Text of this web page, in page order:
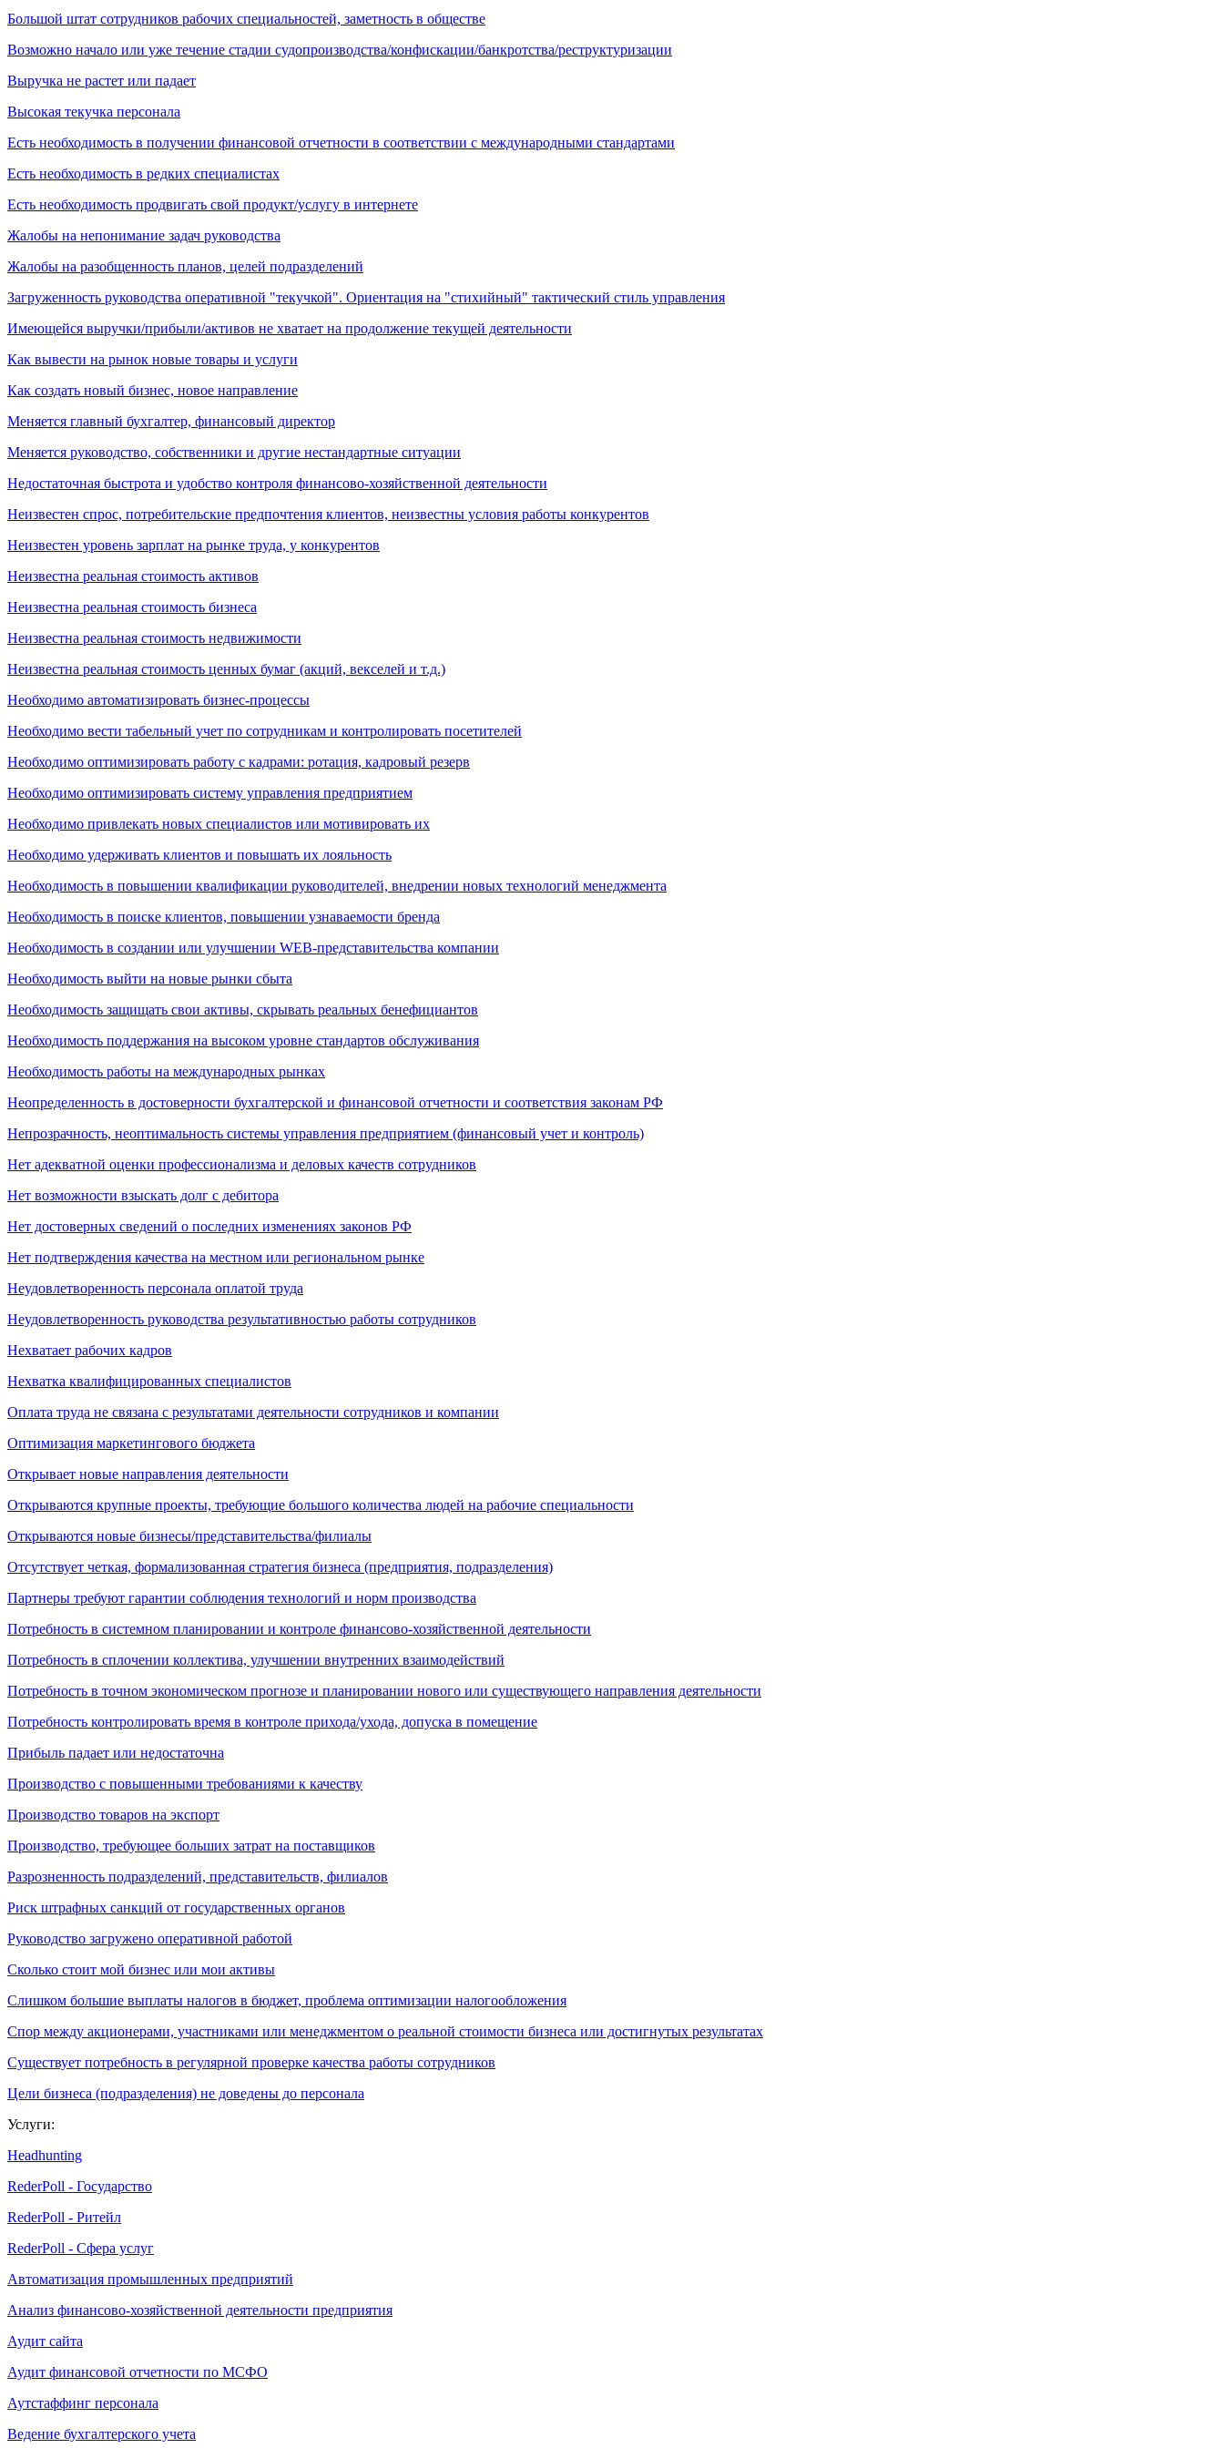
Большой штат сотрудников рабочих специальностей, заметность в обществе
Возможно начало или уже течение стадии судопроизводства/конфискации/банкротства/реструктуризации
Выручка не растет или падает
Высокая текучка персонала
Есть необходимость в получении финансовой отчетности в соответствии с международными стандартами
Есть необходимость в редких специалистах
Есть необходимость продвигать свой продукт/услугу в интернете
Жалобы на непонимание задач руководства
Жалобы на разобщенность планов, целей подразделений
Загруженность руководства оперативной "текучкой". Ориентация на "стихийный" тактический стиль управления
Имеющейся выручки/прибыли/активов не хватает на продолжение текущей деятельности
Как вывести на рынок новые товары и услуги
Как создать новый бизнес, новое направление
Меняется главный бухгалтер, финансовый директор
Меняется руководство, собственники и другие нестандартные ситуации
Недостаточная быстрота и удобство контроля финансово-хозяйственной деятельности
Неизвестен спрос, потребительские предпочтения клиентов, неизвестны условия работы конкурентов
Неизвестен уровень зарплат на рынке труда, у конкурентов
Неизвестна реальная стоимость активов
Неизвестна реальная стоимость бизнеса
Неизвестна реальная стоимость недвижимости
Неизвестна реальная стоимость ценных бумаг (акций, векселей и т.д.)
Необходимо автоматизировать бизнес-процессы
Необходимо вести табельный учет по сотрудникам и контролировать посетителей
Необходимо оптимизировать работу с кадрами: ротация, кадровый резерв
Необходимо оптимизировать систему управления предприятием
Необходимо привлекать новых специалистов или мотивировать их
Необходимо удерживать клиентов и повышать их лояльность
Необходимость в повышении квалификации руководителей, внедрении новых технологий менеджмента
Необходимость в поиске клиентов, повышении узнаваемости бренда
Необходимость в создании или улучшении WEB-представительства компании
Необходимость выйти на новые рынки сбыта
Необходимость защищать свои активы, скрывать реальных бенефициантов
Необходимость поддержания на высоком уровне стандартов обслуживания
Необходимость работы на международных рынках
Неопределенность в достоверности бухгалтерской и финансовой отчетности и соответствия законам РФ
Непрозрачность, неоптимальность системы управления предприятием (финансовый учет и контроль)
Нет адекватной оценки профессионализма и деловых качеств сотрудников
Нет возможности взыскать долг с дебитора
Нет достоверных сведений о последних изменениях законов РФ
Нет подтверждения качества на местном или региональном рынке
Неудовлетворенность персонала оплатой труда
Неудовлетворенность руководства результативностью работы сотрудников
Нехватает рабочих кадров
Нехватка квалифицированных специалистов
Оплата труда не связана с результатами деятельности сотрудников и компании
Оптимизация маркетингового бюджета
Открывает новые направления деятельности
Открываются крупные проекты, требующие большого количества людей на рабочие специальности
Открываются новые бизнесы/представительства/филиалы
Отсутствует четкая, формализованная стратегия бизнеса (предприятия, подразделения)
Партнеры требуют гарантии соблюдения технологий и норм производства
Потребность в системном планировании и контроле финансово-хозяйственной деятельности
Потребность в сплочении коллектива, улучшении внутренних взаимодействий
Потребность в точном экономическом прогнозе и планировании нового или существующего направления деятельности
Потребность контролировать время в контроле прихода/ухода, допуска в помещение
Прибыль падает или недостаточна
Производство с повышенными требованиями к качеству
Производство товаров на экспорт
Производство, требующее больших затрат на поставщиков
Разрозненность подразделений, представительств, филиалов
Риск штрафных санкций от государственных органов
Руководство загружено оперативной работой
Сколько стоит мой бизнес или мои активы
Слишком большие выплаты налогов в бюджет, проблема оптимизации налогообложения
Спор между акционерами, участниками или менеджментом о реальной стоимости бизнеса или достигнутых результатах
Существует потребность в регулярной проверке качества работы сотрудников
Цели бизнеса (подразделения) не доведены до персонала
Услуги:
Headhunting
RederPoll - Государство
RederPoll - Ритейл
RederPoll - Сфера услуг
Автоматизация промышленных предприятий
Анализ финансово-хозяйственной деятельности предприятия
Аудит сайта
Аудит финансовой отчетности по МСФО
Аутстаффинг персонала
Ведение бухгалтерского учета